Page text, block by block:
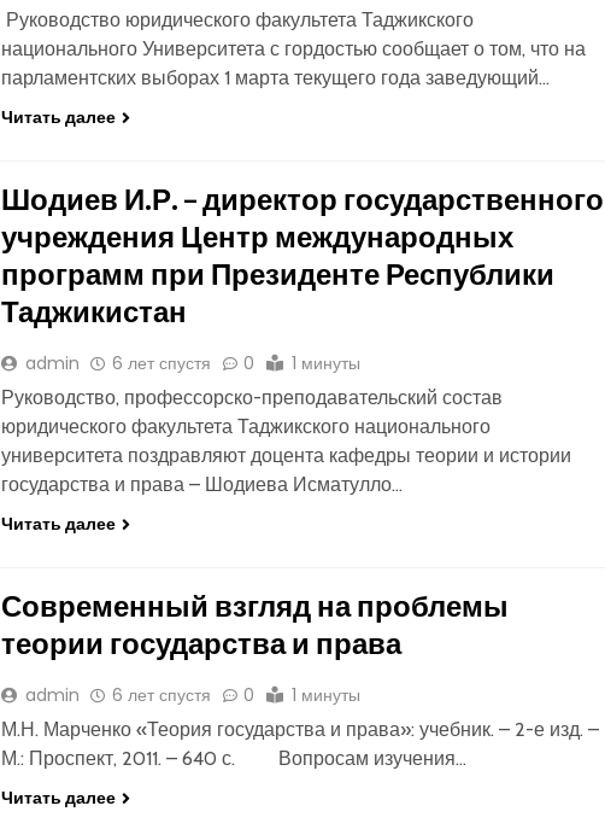
Руководство юридического факультета Таджикского
национального Университета с гордостью сообщает о том, что на
парламентских выборах 1 марта текущего года заведующий…
Читать далее
Шодиев И.Р. – директор государственного
учреждения Центр международных
программ при Президенте Республики
Таджикистан
admin 6 лет спустя 0 1 минуты
Руководство, профессорско-преподавательский состав
юридического факультета Таджикского национального
университета поздравляют доцента кафедры теории и истории
государства и права – Шодиева Исматулло…
Читать далее
Современный взгляд на проблемы
теории государства и права
admin 6 лет спустя 0 1 минуты
М.Н. Марченко «Теория государства и права»: учебник. – 2-е изд. –
М.: Проспект, 2011. – 640 с. Вопросам изучения…
Читать далее